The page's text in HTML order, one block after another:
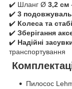
✔️ Шланг Ø 3,2 см
✔️ 3
✔️ Колеса та
✔️ Зберігання
✔️ Надійні
транспортування
Пилосос